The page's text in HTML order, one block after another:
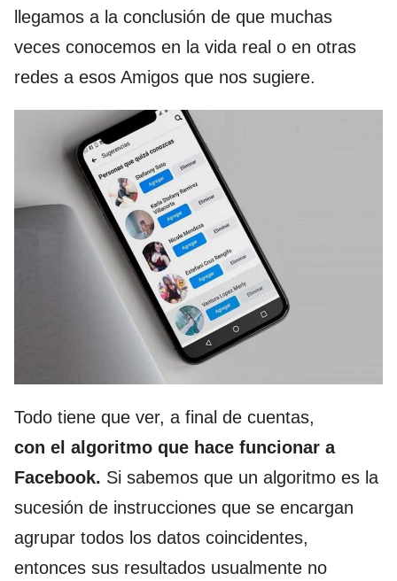
llegamos a la conclusión de que muchas
veces conocemos en la vida real o en otras
redes a esos Amigos que nos sugiere.
Todo tiene que ver, a final de cuentas,
con el algoritmo que hace funcionar a
Facebook. Si sabemos que un algoritmo es la
sucesión de instrucciones que se encargan
agrupar todos los datos coincidentes,
entonces sus resultados usualmente no